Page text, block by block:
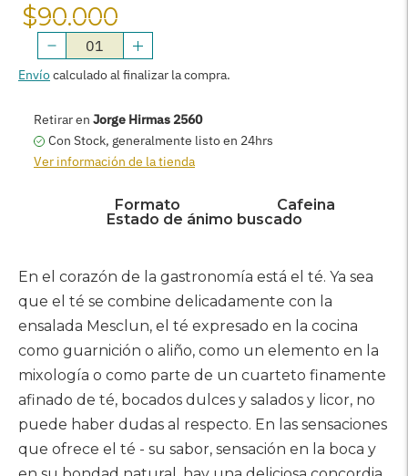
Precio
Normal
$90.000
Envíocalculado al finalizar la compra.
AGREGAR AL CARRITO
Retirar en Jorge Hirmas 2560
Con Stock, generalmente listo en 24hrs
Ver información de la tienda
Formato
Cafeina
Estado de ánimo buscado
su
En el corazón de la gastronomía está el té. Ya sea
que el té se combine delicadamente con la
ensalada Mesclun, el té expresado en la cocina
como guarnición o aliño, como un elemento en la
mixología o como parte de un cuarteto finamente
afinado de té, bocados dulces y salados y licor, no
puede haber dudas al respecto. En las sensaciones
que ofrece el té - su sabor, sensación en la boca y